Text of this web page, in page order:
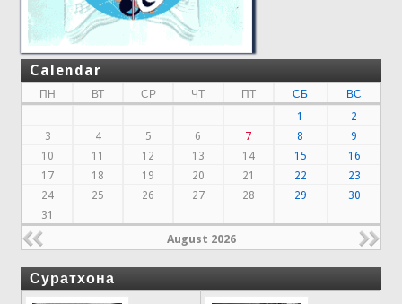
Calendar
ПН ВТ СР ЧТ ПТ СБ
ВС
1
2
3
4 5 6 7 8
9
10
11 12 13 14 15
16
17
18 19 20 21 22
23
24
25 26 27 28 29
30
31
August 2026
Суратхона